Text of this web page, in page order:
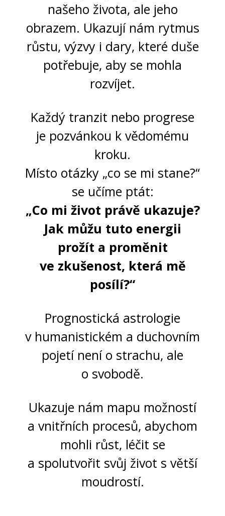
našeho života, ale jeho
obrazem. Ukazují nám rytmus
růstu, výzvy i dary, které duše
potřebuje, aby se mohla
rozvíjet.
Každý tranzit nebo progrese
je pozvánkou k vědomému
kroku.
Místo otázky „co se mi stane?“
se učíme ptát:
„Co mi život právě ukazuje?
Jak můžu tuto energii
prožít a proměnit
ve zkušenost, která mě
posílí?“
Prognostická astrologie
v humanistickém a duchovním
pojetí není o strachu, ale
o svobodě.
Ukazuje nám mapu možností
a vnitřních procesů, abychom
mohli růst, léčit se
a spolutvořit svůj život s větší
moudrostí.